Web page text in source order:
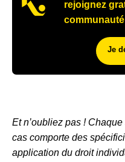
rejoignez
Je
Et n’oubliez pas !
cas comporte des
application du droit